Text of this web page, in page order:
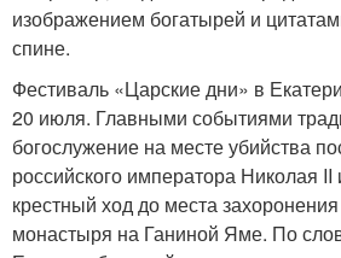
изображением богатырей и
спине.
Фестиваль «Царские дни» в
20 июля. Главными событиями
богослужение на месте убийства
российского императора Николая II
крестный ход до места
монастыря на Ганиной Яме. По